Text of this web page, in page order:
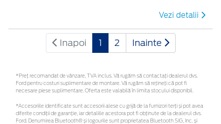
Vezi detalii
Inapoi 1 2 Inainte
*Preţ recomandat de vânzare, TVA inclus. Vă rugăm să contactaţi dealerul dvs.
Ford pentru costuri suplimentare de montare. Vă rugăm să rețineți că pot fi
necesare piese suplimentare. Oferta este valabilă în limita stocului disponibil.
*Accesoriile identificate sunt accesorii alese cu grijă de la furnizori terți și pot avea
diferite condiții de garanție, iar detaliile acestora pot fi obținute de la dealerul dvs.
Ford. Denumirea Bluetooth® și logourile sunt proprietatea Bluetooth SIG, Inc. și